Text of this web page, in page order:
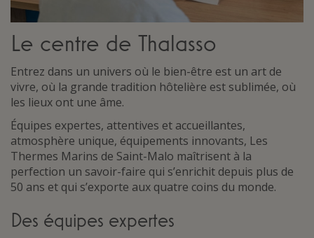
Le centre de Thalasso
Entrez dans un univers où le bien-être est un art de
vivre, où la grande tradition hôtelière est sublimée, où
les lieux ont une âme.
Équipes expertes, attentives et accueillantes,
atmosphère unique, équipements innovants, Les
Thermes Marins de Saint-Malo maîtrisent à la
perfection un savoir-faire qui s’enrichit depuis plus de
50 ans et qui s’exporte aux quatre coins du monde.
Des équipes expertes